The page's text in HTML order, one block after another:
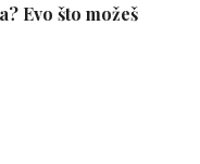
Evo što možeš